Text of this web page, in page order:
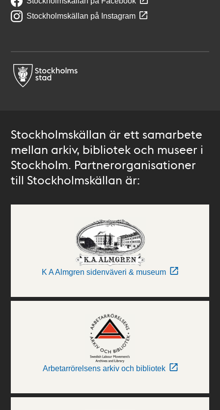
Stockholmskällan på Instagram
Stockholmskällan är ett samarbete
mellan arkiv, bibliotek och museer i
Stockholm. Partnerorganisationer
till Stockholmskällan är:
K A Almgren sidenväveri & museum
Arbetarrörelsens arkiv och bibliotek